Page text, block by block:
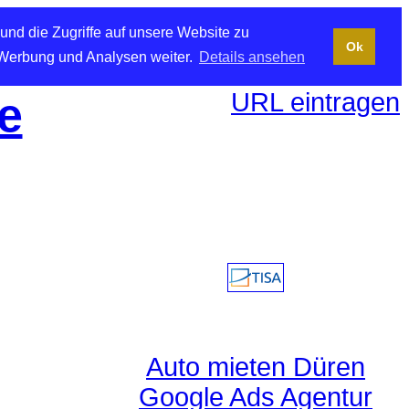
die Zugriffe auf unsere Website zu
und Analysen weiter. Details ansehen
Ok
URL eintragen
Auto mieten Düren
Google Ads Agentur